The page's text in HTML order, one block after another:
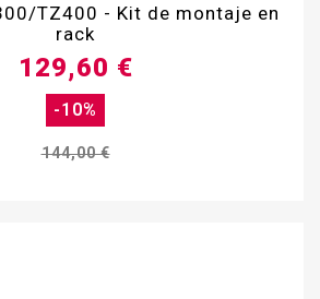
TZ400 - Kit de montaje en
rack
144,00 €
-10%
129,60 €